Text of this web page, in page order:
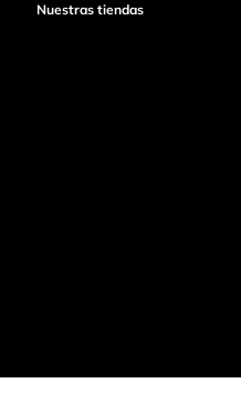
Nuestras tiendas